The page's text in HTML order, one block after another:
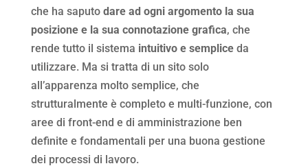
che ha saputo dare ad ogni argomento la sua
posizione e la sua connotazione grafica, che
rende tutto il sistema intuitivo e sempliceda
utilizzare. Ma si tratta di un sito solo
all’apparenza molto semplice, che
strutturalmente è completo e multi-funzione, con
aree di front-end e di amministrazione ben
definite e fondamentali per una buona gestione
dei processi di lavoro.